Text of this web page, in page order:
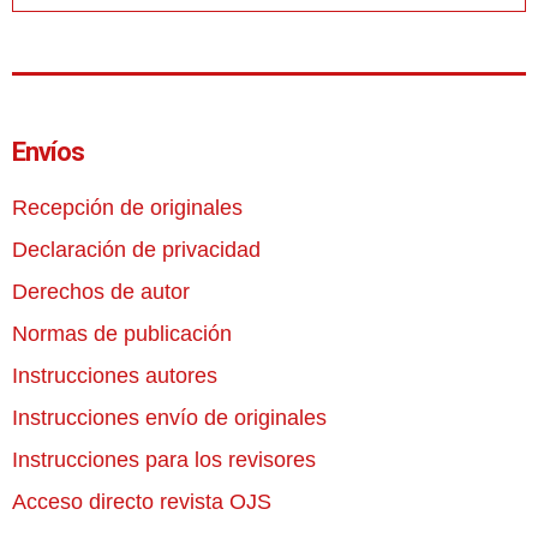
Envíos
Recepción de originales
Declaración de privacidad
Derechos de autor
Normas de publicación
Instrucciones autores
Instrucciones envío de originales
Instrucciones para los revisores
Acceso directo revista OJS